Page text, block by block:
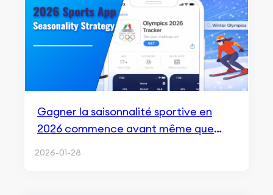
Gagner la saisonnalité sportive en
2026 commence avant même que
2026-01-28